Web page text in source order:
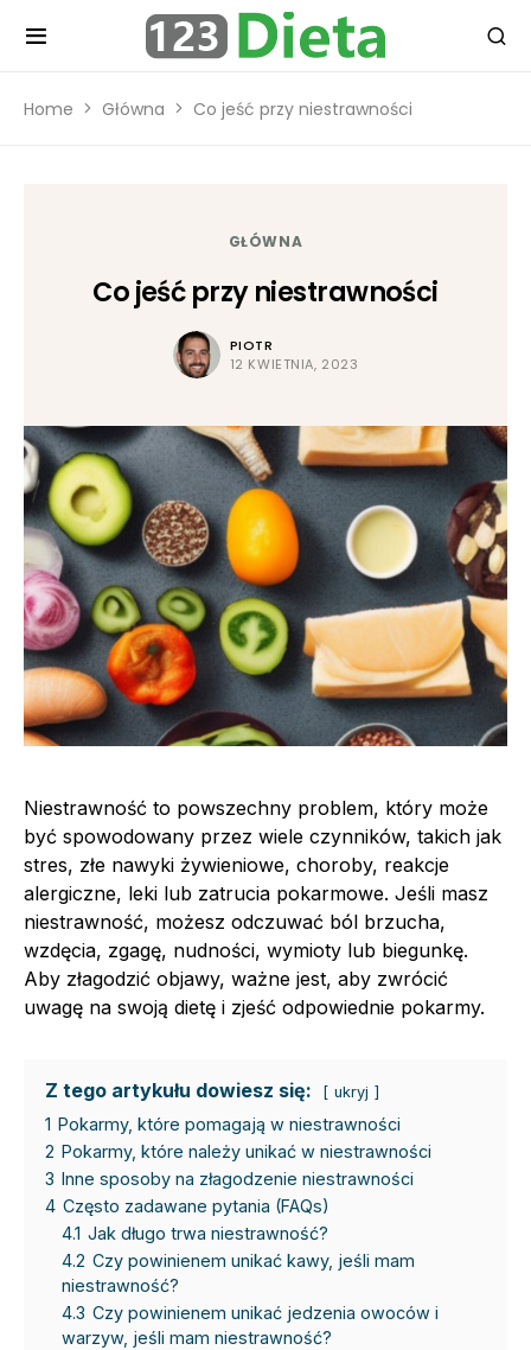
Home Główna Co jeść przy niestrawności
GŁÓWNA
Co jeść przy niestrawności
PIOTR
12 KWIETNIA, 2023
Niestrawność to powszechny problem, który może
być spowodowany przez wiele czynników, takich jak
stres, złe nawyki żywieniowe, choroby, reakcje
alergiczne, leki lub zatrucia pokarmowe. Jeśli masz
niestrawność, możesz odczuwać ból brzucha,
wzdęcia, zgagę, nudności, wymioty lub biegunkę.
Aby złagodzić objawy, ważne jest, aby zwrócić
uwagę na swoją dietę i zjeść odpowiednie pokarmy.
Z tego artykułu dowiesz się: ukryj
1 Pokarmy, które pomagają w niestrawności
2 Pokarmy, które należy unikać w niestrawności
3 Inne sposoby na złagodzenie niestrawności
4 Często zadawane pytania (FAQs)
4.1 Jak długo trwa niestrawność?
4.2 Czy powinienem unikać kawy, jeśli mam
niestrawność?
4.3 Czy powinienem unikać jedzenia owoców i
warzyw, jeśli mam niestrawność?